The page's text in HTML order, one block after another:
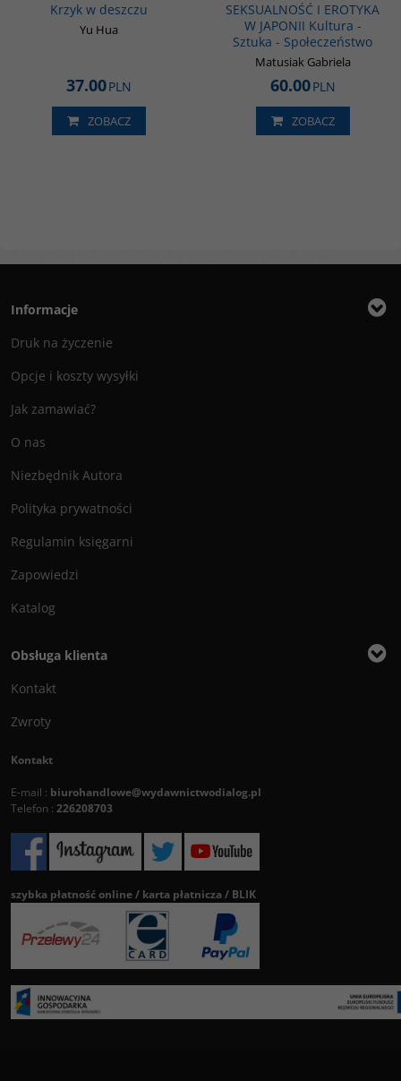
Krzyk w deszczu
Yu Hua
37.00PLN
ZOBACZ
SEKSUALNOŚĆ I EROTYKA
W JAPONII Kultura -
Sztuka - Społeczeństwo
Matusiak Gabriela
60.00PLN
ZOBACZ
Informacje
Druk na życzenie
Opcje i koszty wysyłki
Jak zamawiać?
O nas
Niezbędnik Autora
Polityka prywatności
Regulamin księgarni
Zapowiedzi
Katalog
Obsługa klienta
Kontakt
Zwroty
Kontakt
E-mail : biurohandlowe@wydawnictwodialog.pl
Telefon : 226208703
szybka płatność online / karta płatnicza / BLIK